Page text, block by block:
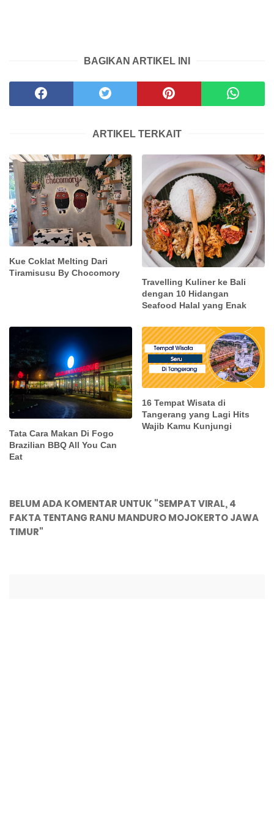
BAGIKAN ARTIKEL INI
ARTIKEL TERKAIT
Kue Coklat Melting Dari
Tiramisusu By Chocomory
Travelling Kuliner ke Bali
dengan 10 Hidangan
Seafood Halal yang Enak
Tata Cara Makan Di Fogo
Brazilian BBQ All You Can
Eat
16 Tempat Wisata di
Tangerang yang Lagi Hits
Wajib Kamu Kunjungi
BELUM ADA KOMENTAR UNTUK "SEMPAT VIRAL, 4
FAKTA TENTANG RANU MANDURO MOJOKERTO JAWA
TIMUR"